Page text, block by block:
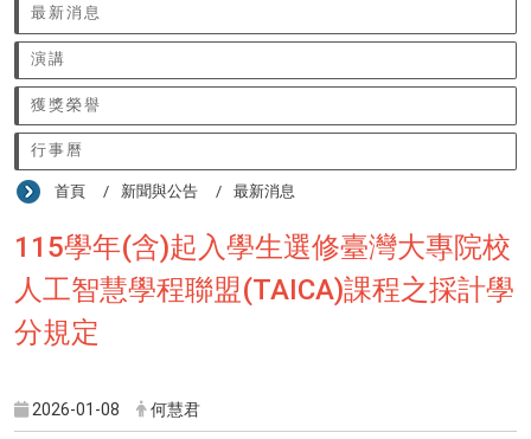
最新消息
演講
獲獎榮譽
行事曆
首頁 新聞與公告 最新消息
115學年(含)起入學生選修臺灣大專院校
人工智慧學程聯盟(TAICA)課程之採計學
分規定
2026-01-08 何慧君